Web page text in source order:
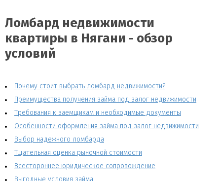
Ломбард недвижимости
квартиры в Нягани - обзор
условий
Почему стоит выбрать ломбард недвижимости?
Преимущества получения займа под залог недвижимости
Требования к заемщикам и необходимые документы
Особенности оформления займа под залог недвижимости
Выбор надежного ломбарда
Тщательная оценка рыночной стоимости
Всестороннее юридическое сопровождение
Выгодные условия займа